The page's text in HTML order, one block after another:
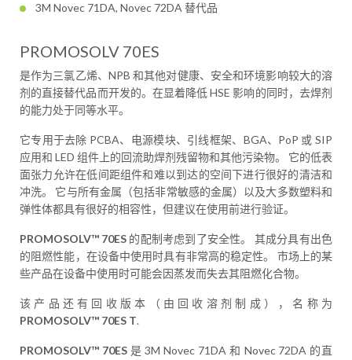
3M Novec 71DA, Novec 72DA 替代品
PROMOSOLV 70ES
是作为三氯乙烯、NPB 和其他对健康、安全和环境影响较大的溶
剂的直接替代品而开发的。在显着降低 HSE 影响的同时，去焊剂
的能力处于同等水平。
它专用于去除 PCBA、电源模块、引线框架、BGA、PoP 或 SIP
应用和 LED 组件上的回流助焊剂残留物和其他污染物。 它的低表
面张力允许在低间距组件和难以到达的空间下进行很好的清洁和
冲洗。 它与所有金属（包括非常敏感的金属）以及大多数塑料和
弹性体都具有很好的相容性，但建议在使用前进行验证。
PROMOSOLV™ 70ES 的配制考虑到了安全性。 其成分具有出色
的阻燃性能，在设备中使用时具有非常高的稳定性。 市场上的某
些产品在设备中使用时可能会因蒸发而失去其阻燃化合物。
该产品还有回收版本（由回收溶剂制成），名称为
PROMOSOLV™ 70ES T.
PROMOSOLV™ 70ES是 3M Novec 71DA 和 Novec 72DA 的直